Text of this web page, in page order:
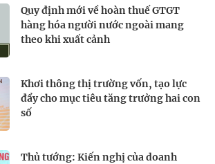
Quy định mới về hoàn thuế GTGT
hàng hóa người nước ngoài mang
theo khi xuất cảnh
Khơi thông thị trường vốn, tạo lực
đẩy cho mục tiêu tăng trưởng hai con
số
Thủ tướng: Kiến nghị của doanh